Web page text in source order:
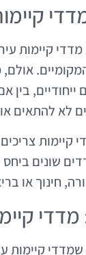
מדדי קיימות
ייחודיים,
לא להתאים
קיימות
שונים
חינוך או
שמדדי